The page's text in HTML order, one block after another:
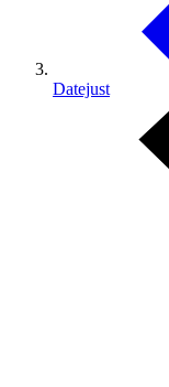
Datejust